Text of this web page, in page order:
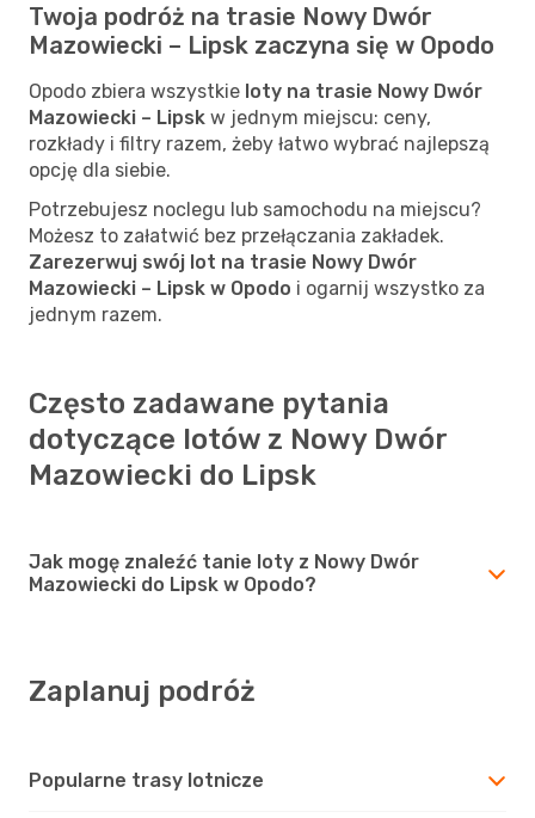
Twoja podróż na trasie Nowy Dwór
Mazowiecki – Lipsk zaczyna się w Opodo
Opodo zbiera wszystkie loty na trasie Nowy Dwór
Mazowiecki – Lipsk w jednym miejscu: ceny,
rozkłady i filtry razem, żeby łatwo wybrać najlepszą
opcję dla siebie.
Potrzebujesz noclegu lub samochodu na miejscu?
Możesz to załatwić bez przełączania zakładek.
Zarezerwuj swój lot na trasie Nowy Dwór
Mazowiecki – Lipsk w Opodo i ogarnij wszystko za
jednym razem.
Często zadawane pytania
dotyczące lotów z Nowy Dwór
Mazowiecki do Lipsk
Jak mogę znaleźć tanie loty z Nowy Dwór
Mazowiecki do Lipsk w Opodo?
Zaplanuj podróż
Popularne trasy lotnicze